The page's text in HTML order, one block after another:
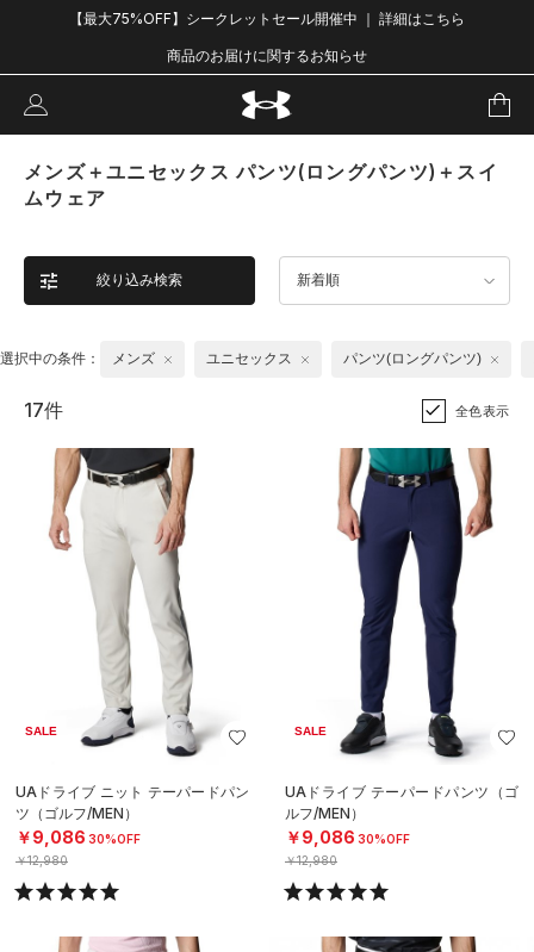
【最大75%OFF】シークレットセール開催中 ｜ 詳細はこちら
商品のお届けに関するお知らせ
メンズ＋ユニセックス パンツ(ロングパンツ)＋スイ
ムウェア
絞り込み検索 新着順
選択中の条件： メンズ ユニセックス パンツ(ロングパンツ)
17件 全色表示
SALE
UAドライブ ニット テーパードパン
ツ（ゴルフ/MEN）
￥9,086 30%OFF
￥12,980
SALE
UAドライブ テーパードパンツ（ゴ
ルフ/MEN）
￥9,086 30%OFF
￥12,980